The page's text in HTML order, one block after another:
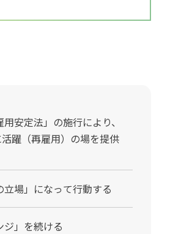
用安定法」の施行により、
躍（再雇用）の場を提供
立場」になって行動する
ジ」を続ける